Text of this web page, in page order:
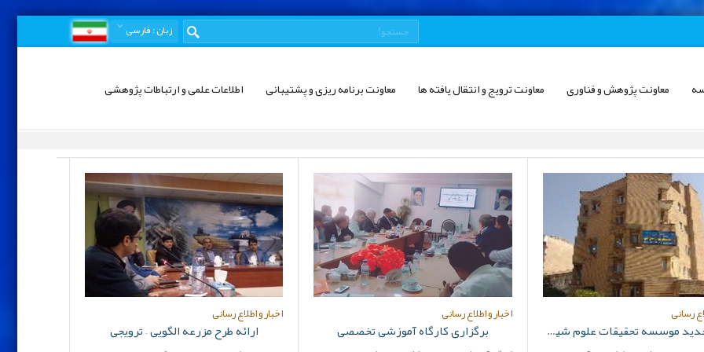
زبان: فارسی
معاونت پژوهش و فناوری معاونت ترویج و انتقال یافته ها معاونت برنامه ریزی و پشتیبانی اطلاعات علمی و ارتباطات پژوهشی
اخبار و اطلاع رسانی
ارائه طرح مزرعه الگویی – ترویجی
اخبار و اطلاع رسانی
برگزاری کارگاه آموزشی تخصصی
رسانی
آدرس جدید موسسه تحقیقات علوم شیلاتی کشور